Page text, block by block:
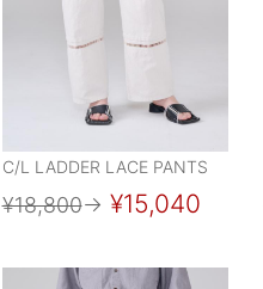
C/L LADDER LACE PANTS
¥18,800→ ¥15,040